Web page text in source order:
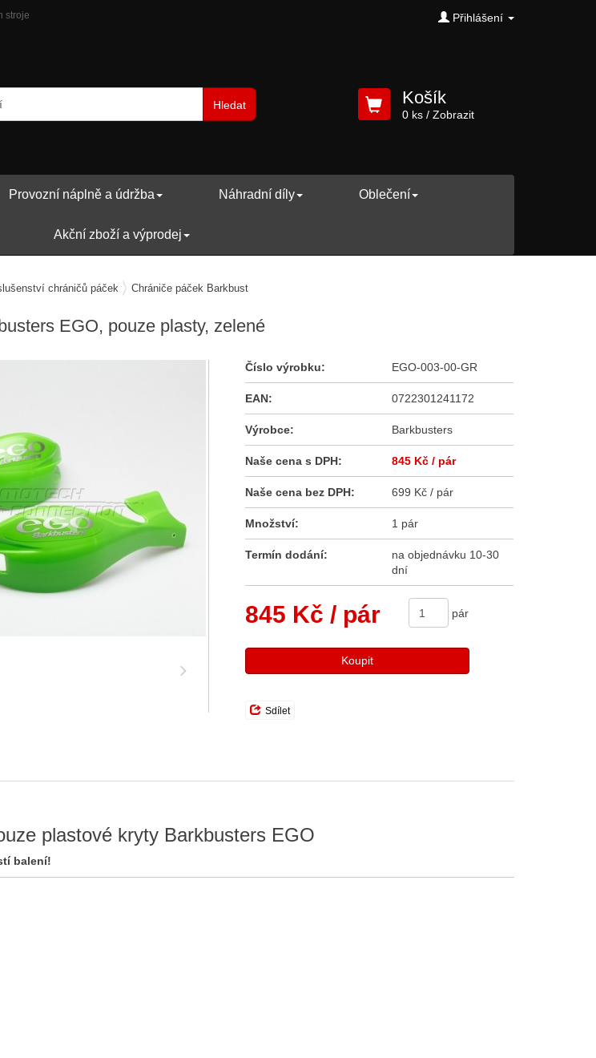
stroje Přihlášení
Hledat Košík
0 ks/ Zobrazit
Provozní náplně a údržba Náhradní díly Oblečení
Akční zboží a výprodej
chráničů páček Chrániče páček Barkbusters EGO, pouze plasty, zelené
EGO, pouze plasty, zelené
Číslo výrobku: EGO-003-00-GR
EAN: 0722301241172
Výrobce: Barkbusters
Naše cena s DPH: 845 Kč / pár
Naše cena bez DPH: 699 Kč / pár
Množství: 1 pár
Termín dodání:
na objednávku 10-30
dní
845 Kč / pár pár
Koupit
Sdílet
plastové kryty Barkbusters EGO
balení!